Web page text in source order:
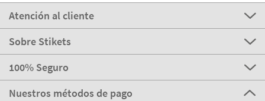
Atención al cliente
Sobre Stikets
100% Seguro
Nuestros métodos de pago